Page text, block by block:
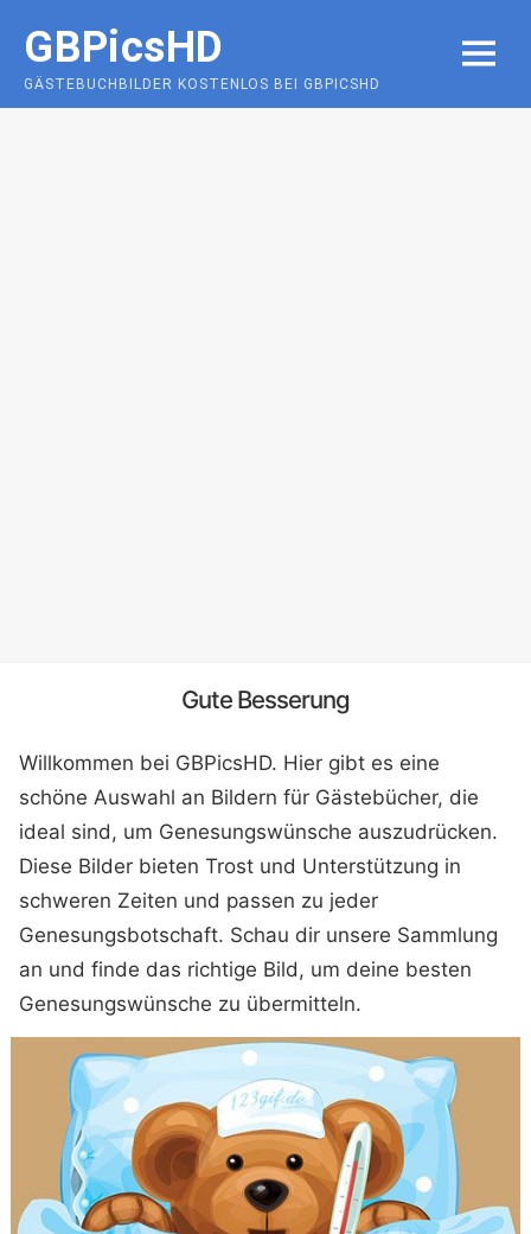
content
GBPicsHD
GÄSTEBUCHBILDER KOSTENLOS BEI GBPICSHD
MENU
Gute Besserung
Willkommen bei GBPicsHD. Hier gibt es eine
schöne Auswahl an Bildern für Gästebücher, die
ideal sind, um Genesungswünsche auszudrücken.
Diese Bilder bieten Trost und Unterstützung in
schweren Zeiten und passen zu jeder
Genesungsbotschaft. Schau dir unsere Sammlung
an und finde das richtige Bild, um deine besten
Genesungswünsche zu übermitteln.